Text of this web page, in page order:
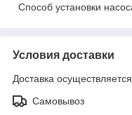
Способ установки
Условия доставки
Доставка
Самовывоз